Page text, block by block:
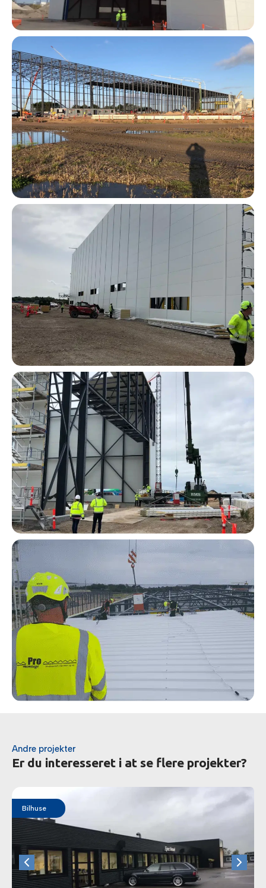
Andre projekter
Er du interesseret i at se flere projekter?
Bilhuse